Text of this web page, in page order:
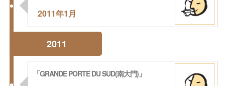
2011年1月
2011
「GRANDE PORTE DU SUD(南大門)」